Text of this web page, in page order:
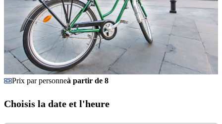
Prix par personneà partir de 8
Choisis la date et l'heure